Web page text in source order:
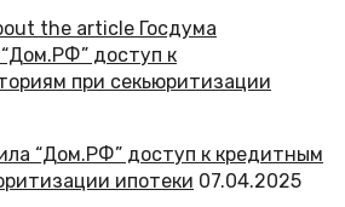
“Дом.РФ” доступ к кредитным
ипотеки 07.04.2025